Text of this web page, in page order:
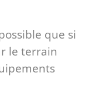
que si
le terrain